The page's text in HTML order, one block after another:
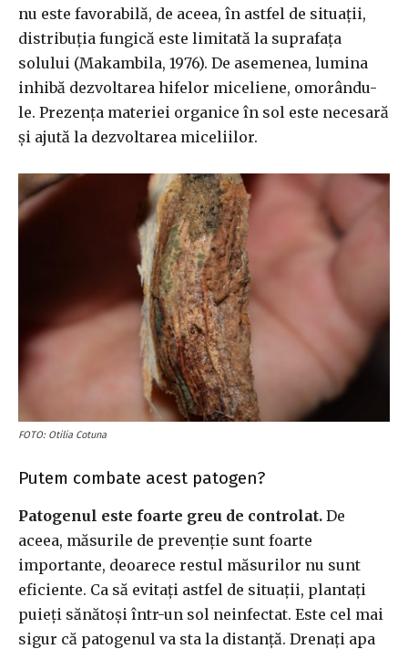
nu este favorabilă, de aceea, în astfel de situații,
distribuția fungică este limitată la suprafața
solului (Makambila, 1976). De asemenea, lumina
inhibă dezvoltarea hifelor miceliene, omorându-
le. Prezența materiei organice în sol este necesară
și ajută la dezvoltarea miceliilor.
FOTO: Otilia Cotuna
Putem combate acest patogen?
Patogenul este foarte greu de controlat. De
aceea, măsurile de prevenție sunt foarte
importante, deoarece restul măsurilor nu sunt
eficiente. Ca să evitați astfel de situații, plantați
puieți sănătoși într-un sol neinfectat. Este cel mai
sigur că patogenul va sta la distanță. Drenați apa